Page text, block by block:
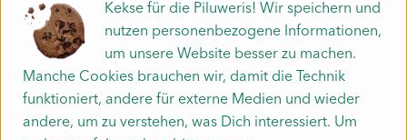
Hersteller: Weleda
DV
Kekse für die Piluweris! Wir speichern und
nutzen personenbezogene Informationen,
um unsere Website besser zu machen.
Manche Cookies brauchen wir, damit die Technik
funktioniert, andere für externe Medien und wieder
andere, um zu verstehen, was Dich interessiert. Um